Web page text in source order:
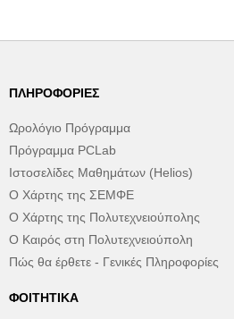
ΠΛΗΡΟΦΟΡΊΕΣ
Ωρολόγιο Πρόγραμμα
Πρόγραμμα PCLab
Ιστοσελίδες Μαθημάτων (Helios)
Ο Χάρτης της ΣΕΜΦΕ
Ο Χάρτης της Πολυτεχνειούπολης
Ο Καιρός στη Πολυτεχνειούπολη
Πώς θα έρθετε - Γενικές Πληροφορίες
ΦΟΙΤΗΤΙΚΆ